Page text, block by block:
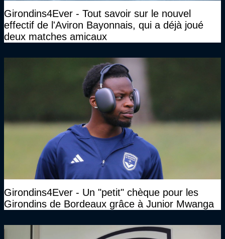
Girondins4Ever - Tout savoir sur le nouvel
effectif de l'Aviron Bayonnais, qui a déjà joué
deux matches amicaux
Girondins4Ever - Un "petit" chèque pour les
Girondins de Bordeaux grâce à Junior Mwanga